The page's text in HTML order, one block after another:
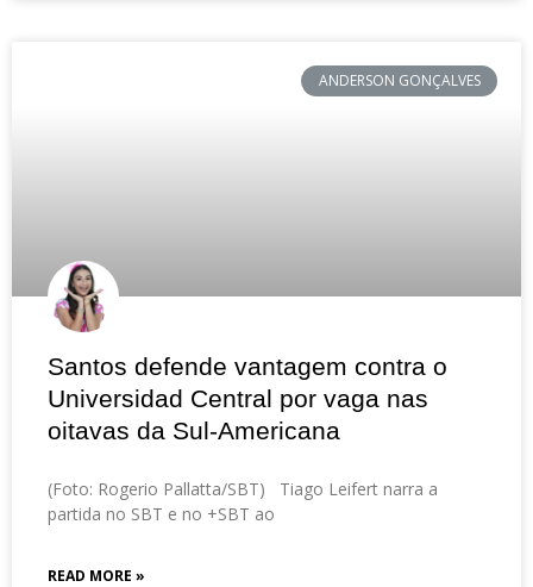
ANDERSON GONÇALVES
Santos defende vantagem contra o
Universidad Central por vaga nas
oitavas da Sul-Americana
(Foto: Rogerio Pallatta/SBT) Tiago Leifert narra a
partida no SBT e no +SBT ao
READ MORE »